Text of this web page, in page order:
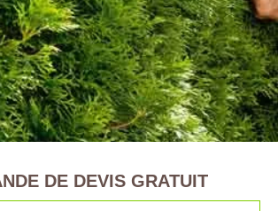
DE DEVIS GRATUIT